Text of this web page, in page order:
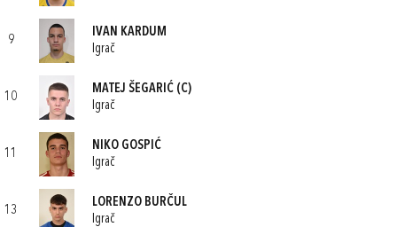
9
IVAN KARDUM
Igrač
10
MATEJ ŠEGARIĆ (C)
Igrač
11
NIKO GOSPIĆ
Igrač
13
LORENZO BURČUL
Igrač